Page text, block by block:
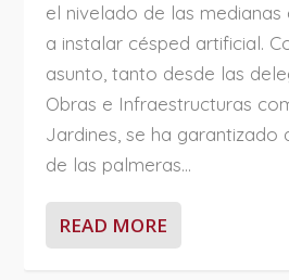
el nivelado de las medianas
a instalar césped artificial.
asunto, tanto desde las
Obras e Infraestructuras
Jardines, se ha garantizado
de las palmeras...
READ MORE